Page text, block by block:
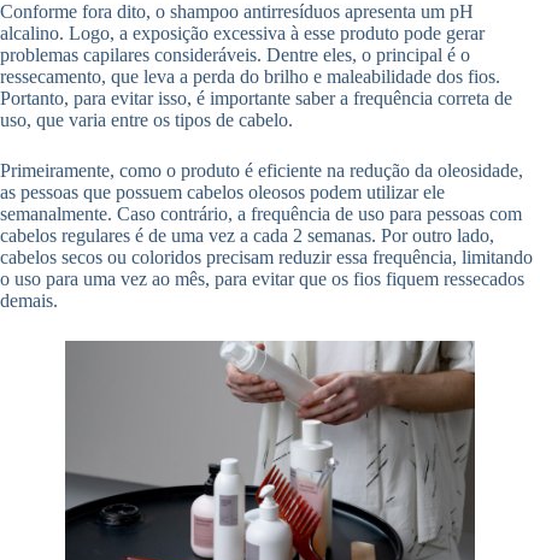
Conforme fora dito, o shampoo antirresíduos apresenta um pH
alcalino. Logo, a exposição excessiva à esse produto pode gerar
problemas capilares consideráveis. Dentre eles, o principal é o
ressecamento, que leva a perda do brilho e maleabilidade dos fios.
Portanto, para evitar isso, é importante saber a frequência correta de
uso, que varia entre os tipos de cabelo.
Primeiramente, como o produto é eficiente na redução da oleosidade,
as pessoas que possuem cabelos oleosos podem utilizar ele
semanalmente. Caso contrário, a frequência de uso para pessoas com
cabelos regulares é de uma vez a cada 2 semanas. Por outro lado,
cabelos secos ou coloridos precisam reduzir essa frequência, limitando
o uso para uma vez ao mês, para evitar que os fios fiquem ressecados
demais.